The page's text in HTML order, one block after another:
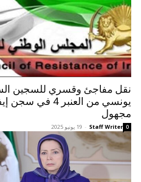
نقل مفاجئ وقسري للسجين
يونسي من العنبر 4
مجهول
Staff Writer
- 19 يونيو 2025 0